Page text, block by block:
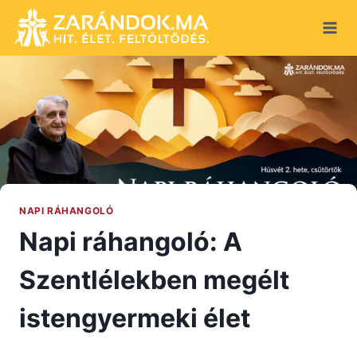
content
NAPI RÁHANGOLÓ
Napi ráhangoló: A
Szentlélekben megélt
istengyermeki élet